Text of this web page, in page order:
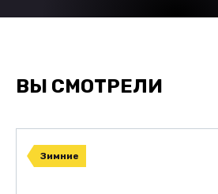
ВЫ СМОТРЕЛИ
Зимние